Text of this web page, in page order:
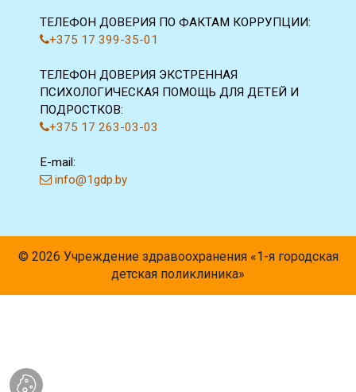
ТЕЛЕФОН ДОВЕРИЯ ПО ФАКТАМ КОРРУПЦИИ:
+375 17 399-35-01
ТЕЛЕФОН ДОВЕРИЯ ЭКСТРЕННАЯ
ПСИХОЛОГИЧЕСКАЯ ПОМОЩЬ ДЛЯ ДЕТЕЙ И
ПОДРОСТКОВ:
+375 17 263-03-03
E-mail:
info@1gdp.by
© 2026 Учреждение здравоохранения «1-я городская
детская поликлиника»